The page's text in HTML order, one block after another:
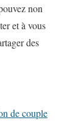
non
et à vous
des
de couple